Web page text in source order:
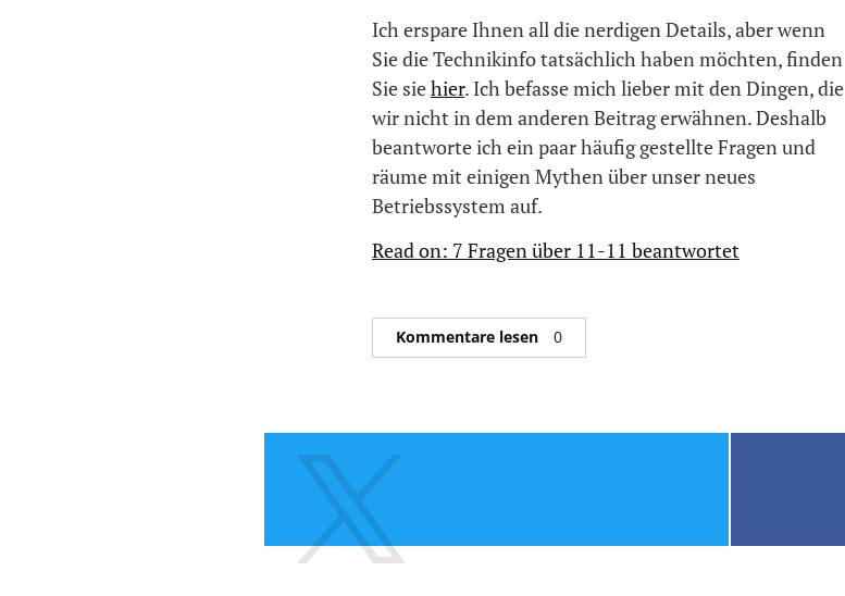
Ich erspare Ihnen all die nerdigen Details, aber wenn
Sie die Technikinfo tatsächlich haben möchten, finden
Sie siehier. Ich befasse mich lieber mit den Dingen, die
wir nicht in dem anderen Beitrag erwähnen. Deshalb
beantworte ich ein paar häufig gestellte Fragen und
räume mit einigen Mythen über unser neues
Betriebssystem auf.
Read on: 7 Fragen über 11-11 beantwortet
Kommentare lesen 0